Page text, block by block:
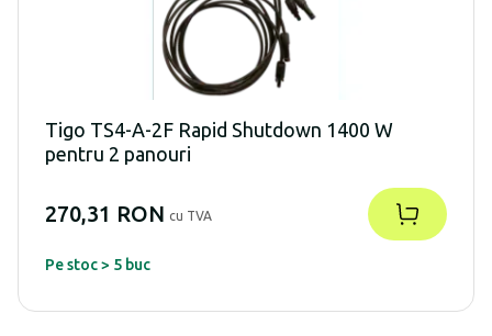
Tigo TS4-A-2F Rapid Shutdown 1400 W
pentru 2 panouri
270,31 RON cu TVA
Pe stoc > 5 buc